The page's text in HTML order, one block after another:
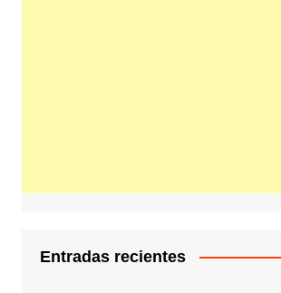
Entradas recientes